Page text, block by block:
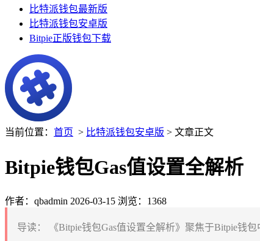
比特派钱包最新版
比特派钱包安卓版
Bitpie正版钱包下载
当前位置： 首页 > 比特派钱包安卓版 > 文章正文
Bitpie钱包Gas值设置全解析
作者：qbadmin 2026-03-15 浏览：1368
导读：
《Bitpie钱包Gas值设置全解析》聚焦于Bitpie钱